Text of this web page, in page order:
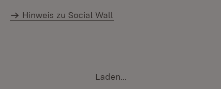
Hinweis zu Social Wall
Laden...